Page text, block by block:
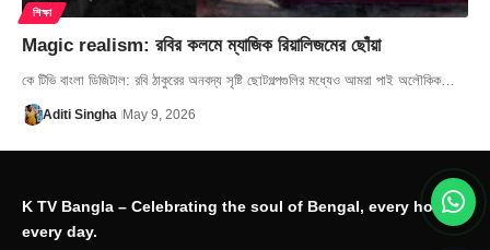
শিক্ষা
Magic realism: রবির কলমে ম্যাজিক রিয়ালিজমের ছোঁয়া
কে টিভি বাংলা ডিজিটাল: রবি ঠাকুরের অনবদ্য সৃষ্টি ছোটগল্পগুলির মধ্যেও আমরা পাই অলৌকিক…
Aditi Singha May 9, 2026
K TV Bangla – Celebrating the soul of Bengal, every hour,
every day.